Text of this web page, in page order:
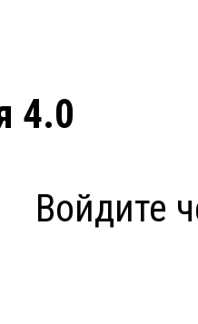
4.0
Войдите